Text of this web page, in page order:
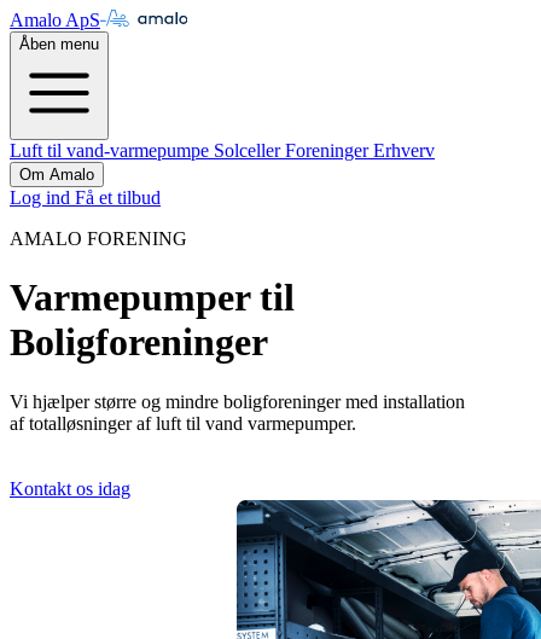
Amalo ApS
Åben menu
Luft til vand-varmepumpe SolcellerForeningerErhverv
Om Amalo
Log ind Få et tilbud
AMALO FORENING
Varmepumper til
Boligforeninger
Vi hjælper større og mindre boligforeninger med installation
af totalløsninger af luft til vand varmepumper.
Kontakt os idag